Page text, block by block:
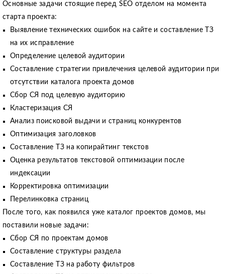
Основные задачи стоящие перед SEO отделом на момента
старта проекта:
Выявление технических ошибок на сайте и составление ТЗ
на их исправление
Определение целевой аудитории
Составление стратегии привлечения целевой аудитории при
отсутствии каталога проекта домов
Сбор СЯ под целевую аудиторию
Кластеризация СЯ
Анализ поисковой выдачи и страниц конкурентов
Оптимизация заголовков
Составление ТЗ на копирайтинг текстов
Оценка результатов текстовой оптимизации после
индексации
Корректировка оптимизации
Перелинковка страниц
После того, как появился уже каталог проектов домов, мы
поставили новые задачи:
Сбор СЯ по проектам домов
Составление структуры раздела
Составление ТЗ на работу фильтров